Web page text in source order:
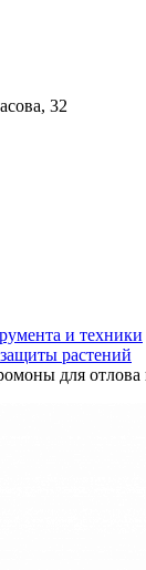
32
и техники
растений
для отлова